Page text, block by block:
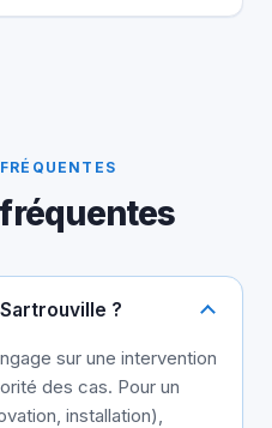
?
sur une intervention
des cas. Pour un
installation),